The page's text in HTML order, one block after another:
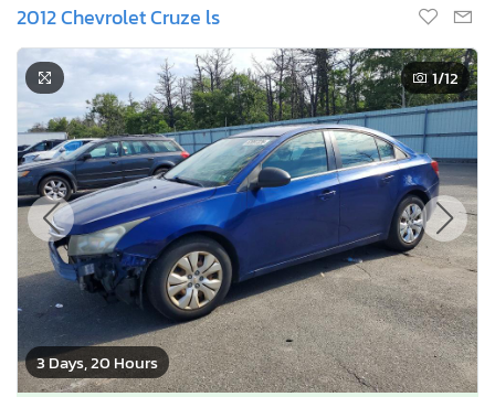
2012 Chevrolet Cruze ls
3 Days, 20 Hours
1/12